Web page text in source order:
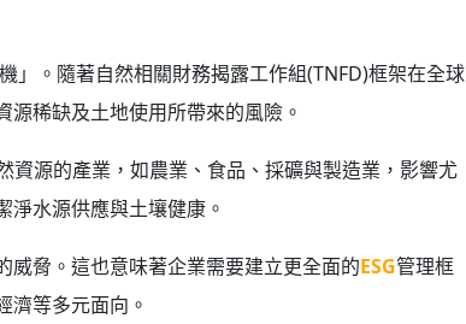
」。隨著自然相關財務揭露工作組(TNFD)框架在全球
稀缺及土地使用所帶來的風險。
資源的產業，如農業、食品、採礦與製造業，影響尤
水源供應與土壤健康。
脅。這也意味著企業需要建立更全面的ESG管理框
濟等多元面向。